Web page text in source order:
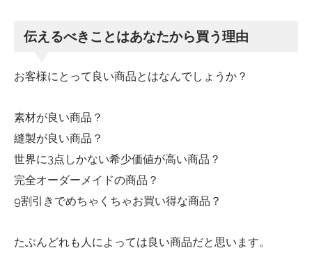
伝えるべきことはあなたから買う理由
お客様にとって良い商品とはなんでしょうか？
素材が良い商品？
縫製が良い商品？
世界に3点しかない希少価値が高い商品？
完全オーダーメイドの商品？
9割引きでめちゃくちゃお買い得な商品？
たぶんどれも人によっては良い商品だと思います。